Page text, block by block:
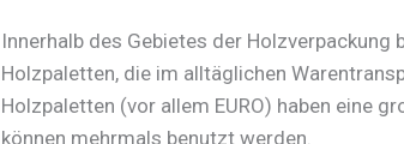
Innerhalb des Gebietes der Holzverpackung
Holzpaletten, die im alltäglichen
Holzpaletten (vor allem EURO) haben eine
können mehrmals benutzt werden.